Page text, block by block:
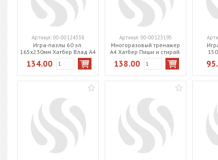
Игра-пазлы 60 эл.
165х230мм Хатбер Влад А4
60ПЗ5_30799
Артикул: 00-00124338
134.00
Многоразовый тренажер
А4 Хатбер Пиши и стирай.
Сложение и вычитание
Ио4_30485
Артикул: 00-00123195
138.00